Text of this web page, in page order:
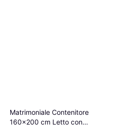
Matrimoniale Contenitore
160x200 cm Letto con